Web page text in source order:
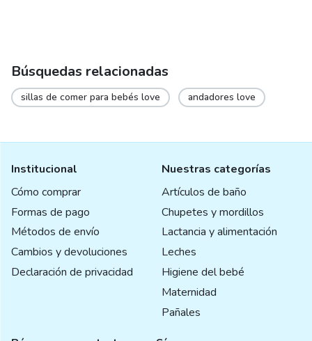
Búsquedas relacionadas
sillas de comer para bebés love andadores love
Institucional
Cómo comprar
Formas de pago
Métodos de envío
Cambios y devoluciones
Declaración de privacidad
Nuestras categorías
Artículos de baño
Chupetes y mordillos
Lactancia y alimentación
Leches
Higiene del bebé
Maternidad
Pañales